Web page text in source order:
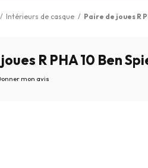
/ Intérieurs de casque / Paire de joues R
R PHA 10 Ben
mon avis